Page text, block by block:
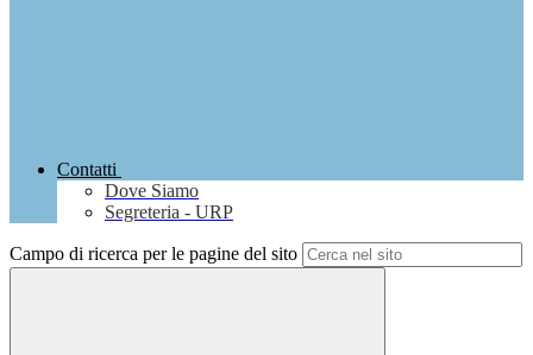
Contatti
Dove Siamo
Segreteria - URP
Campo di ricerca per le pagine del sito